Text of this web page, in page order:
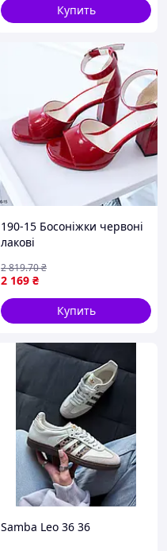
Купить
190-15 Босоніжки червоні
лакові
2 169 ₴
2 819.70₴
Купить
Samba Leo 36 36